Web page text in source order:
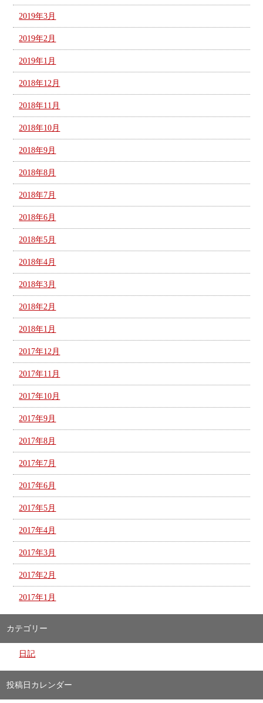
2019年3月
2019年2月
2019年1月
2018年12月
2018年11月
2018年10月
2018年9月
2018年8月
2018年7月
2018年6月
2018年5月
2018年4月
2018年3月
2018年2月
2018年1月
2017年12月
2017年11月
2017年10月
2017年9月
2017年8月
2017年7月
2017年6月
2017年5月
2017年4月
2017年3月
2017年2月
2017年1月
カテゴリー
日記
投稿日カレンダー